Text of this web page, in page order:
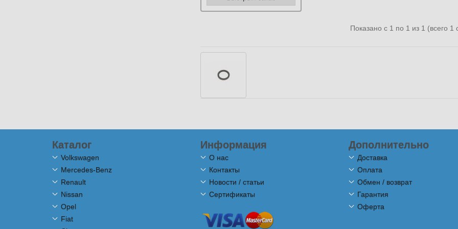
Показано с 1 по 1 из 1 (всего 1
Каталог
Volkswagen
Mercedes-Benz
Renault
Nissan
Opel
Fiat
Информация
О нас
Контакты
Новости / статьи
Сертификаты
Дополнительно
Доставка
Оплата
Обмен / возврат
Гарантия
Оферта